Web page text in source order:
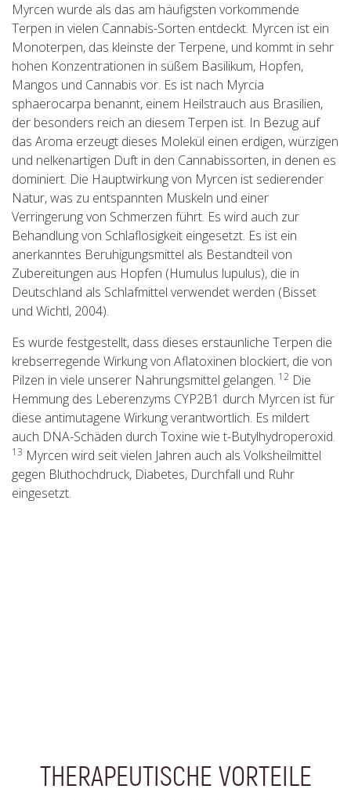
THERAPEUTISCHE VORTEILE
Myrcen wurde als das am häufigsten vorkommende
Terpen in vielen Cannabis-Sorten entdeckt. Myrcen ist ein
Monoterpen, das kleinste der Terpene, und kommt in sehr
hohen Konzentrationen in süßem Basilikum, Hopfen,
Mangos und Cannabis vor. Es ist nach Myrcia
sphaerocarpa benannt, einem Heilstrauch aus Brasilien,
der besonders reich an diesem Terpen ist. In Bezug auf
das Aroma erzeugt dieses Molekül einen erdigen, würzigen
und nelkenartigen Duft in den Cannabissorten, in denen es
dominiert. Die Hauptwirkung von Myrcen ist sedierender
Natur, was zu entspannten Muskeln und einer
Verringerung von Schmerzen führt. Es wird auch zur
Behandlung von Schlaflosigkeit eingesetzt. Es ist ein
anerkanntes Beruhigungsmittel als Bestandteil von
Zubereitungen aus Hopfen (Humulus lupulus), die in
Deutschland als Schlafmittel verwendet werden (Bisset
und Wichtl, 2004).
Es wurde festgestellt, dass dieses erstaunliche Terpen die
krebserregende Wirkung von Aflatoxinen blockiert, die von
Pilzen in viele unserer Nahrungsmittel gelangen. 12 Die
Hemmung des Leberenzyms CYP2B1 durch Myrcen ist für
diese antimutagene Wirkung verantwortlich. Es mildert
auch DNA-Schäden durch Toxine wie t-Butylhydroperoxid.
13 Myrcen wird seit vielen Jahren auch als Volksheilmittel
gegen Bluthochdruck, Diabetes, Durchfall und Ruhr
eingesetzt.